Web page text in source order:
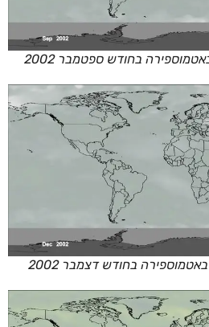
בחודש ספטמבר 2002
בחודש דצמבר 2002